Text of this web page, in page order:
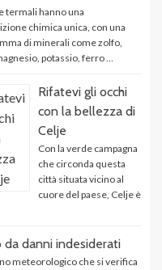
termali hanno una
chimica unica, con una
di minerali come zolfo,
potassio, ferro …
Rifatevi gli occhi
con la bellezza di
Celje
Con la verde campagna
che circonda questa
città situata vicino al
cuore del paese, Celje è
da danni indesiderati
meteorologico che si verifica